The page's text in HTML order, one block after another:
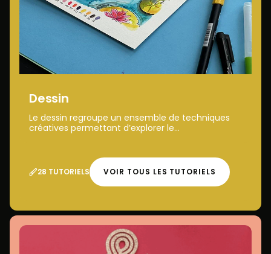
Dessin
Le dessin regroupe un ensemble de techniques
créatives permettant d’explorer le...
28 TUTORIELS VOIR TOUS LES TUTORIELS